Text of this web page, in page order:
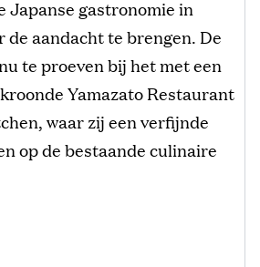
Japanse gastronomie in
de aandacht te brengen. De
te proeven bij het met een
Yamazato Restaurant
waar zij een verfijnde
op de bestaande culinaire